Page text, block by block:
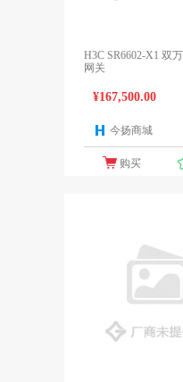
H3C SR6602-X1 双
网关
¥167,500.00
今扬商城
购买